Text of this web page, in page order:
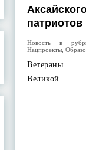
патриотов
Новость в
Нацпроекты ,
Ветераны
Великой